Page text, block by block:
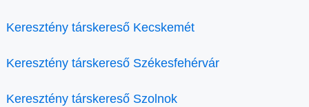
Keresztény társkereső Kecskemét
Keresztény társkereső Székesfehérvár
Keresztény társkereső Szolnok